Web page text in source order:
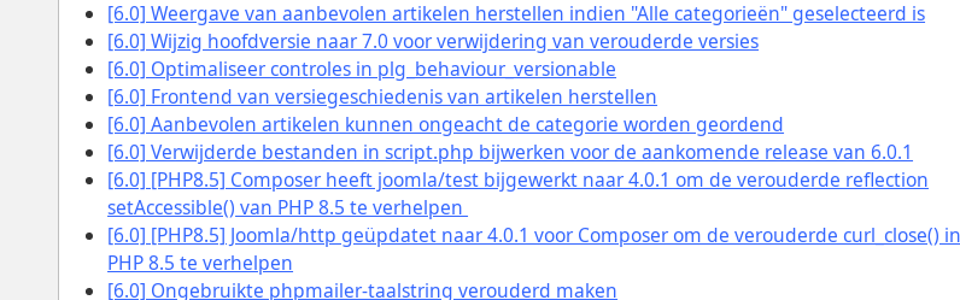
[6.0] Weergave van aanbevolen artikelen herstellen indien "Alle categorieën" geselecteerd is
[6.0] Wijzig hoofdversie naar 7.0 voor verwijdering van verouderde versies
[6.0] Optimaliseer controles in plg_behaviour_versionable
[6.0] Frontend van versiegeschiedenis van artikelen herstellen
[6.0] Aanbevolen artikelen kunnen ongeacht de categorie worden geordend
[6.0] Verwijderde bestanden in script.php bijwerken voor de aankomende release van 6.0.1
[6.0] [PHP8.5] Composer heeft joomla/test bijgewerkt naar 4.0.1 om de verouderde reflection
setAccessible() van PHP 8.5 te verhelpen
[6.0] [PHP8.5] Joomla/http geüpdatet naar 4.0.1 voor Composer om de verouderde curl_close() in
PHP 8.5 te verhelpen
[6.0] Ongebruikte phpmailer-taalstring verouderd maken